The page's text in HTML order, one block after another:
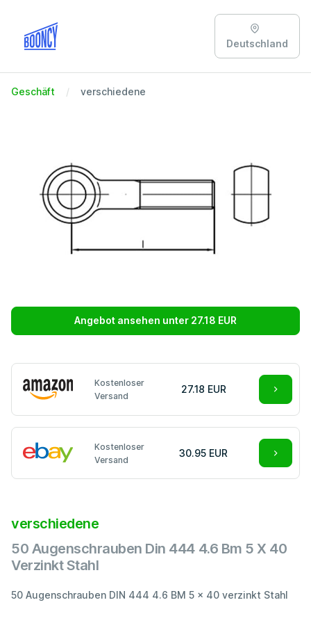
Deutschland
Geschäft verschiedene
Angebot ansehen unter 27.18 EUR
Kostenloser
Versand
27.18 EUR
Kostenloser
Versand
30.95 EUR
verschiedene
50 Augenschrauben Din 444 4.6 Bm 5 X 40
Verzinkt Stahl
50 Augenschrauben DIN 444 4.6 BM 5 x 40 verzinkt Stahl